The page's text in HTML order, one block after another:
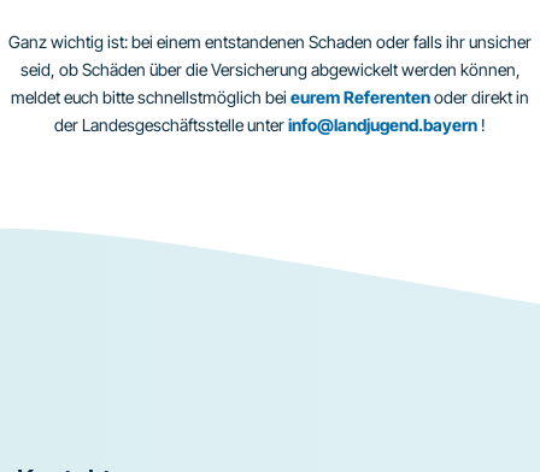
Ganz wichtig ist: bei einem entstandenen Schaden oder falls ihr unsicher
seid, ob Schäden über die Versicherung abgewickelt werden können,
meldet euch bitte schnellstmöglich bei eurem Referentenoder direkt in
der Landesgeschäftsstelle unterinfo@landjugend.bayern !